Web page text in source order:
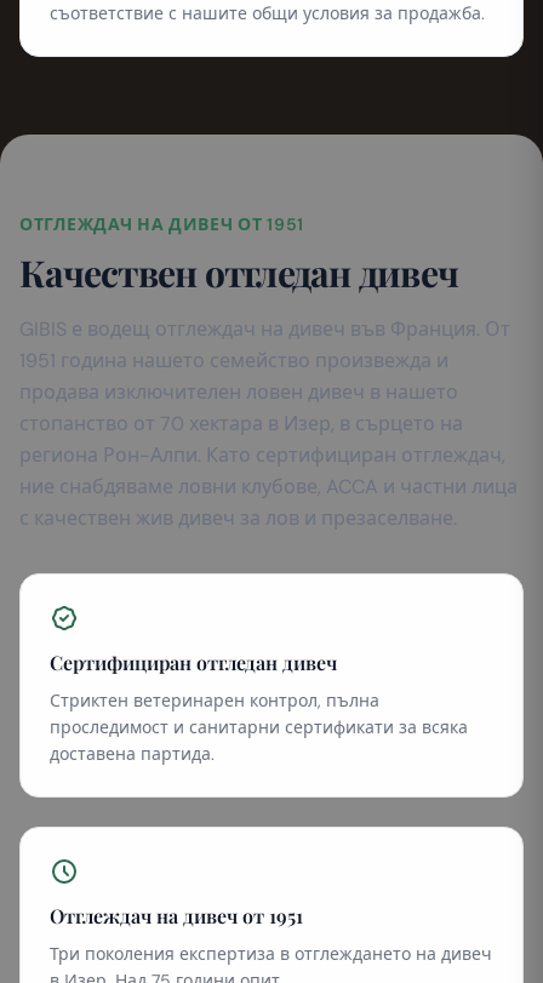
съответствие с нашите общи условия за продажба.
ОТГЛЕЖДАЧ НА ДИВЕЧ ОТ 1951
Качествен отгледан дивеч
GIBIS е водещ отглеждач на дивеч във Франция. От
1951 година нашето семейство произвежда и
продава изключителен ловен дивеч в нашето
стопанство от 70 хектара в Изер, в сърцето на
региона Рон-Алпи. Като сертифициран отглеждач,
ние снабдяваме ловни клубове, ACCA и частни лица
с качествен жив дивеч за лов и презаселване.
Сертифициран отгледан дивеч
Стриктен ветеринарен контрол, пълна
проследимост и санитарни сертификати за всяка
доставена партида.
Отглеждач на дивеч от 1951
Три поколения експертиза в отглеждането на дивеч